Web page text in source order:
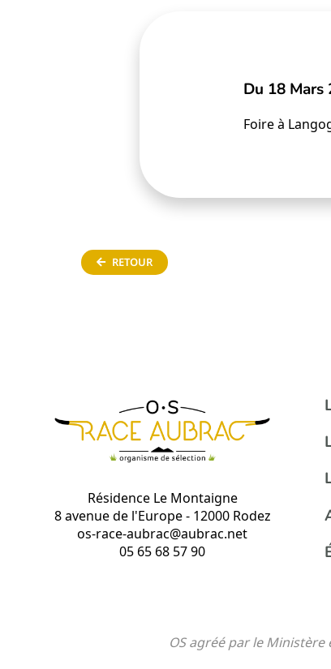
Du 18 Mars
Foire à
RETOUR
Résidence Le Montaigne
8 avenue de l'Europe - 12000 Rodez
os-race-aubrac@aubrac.net
05 65 68 57 90
OS agréé par le